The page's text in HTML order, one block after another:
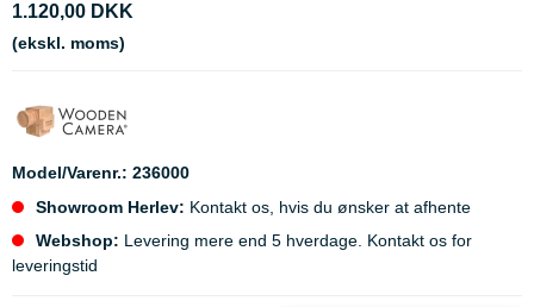
1.120,00 DKK
(ekskl. moms)
Model/Varenr.: 236000
Showroom Herlev: Kontakt os, hvis du ønsker at afhente
Webshop: Levering mere end 5 hverdage. Kontakt os for
leveringstid